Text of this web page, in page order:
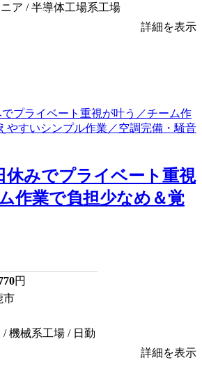
ア / 半導体工場系工場
詳細を表示
休みでプライベート重視
作業で負担少なめ＆覚
円
市
機械系工場 / 日勤
詳細を表示